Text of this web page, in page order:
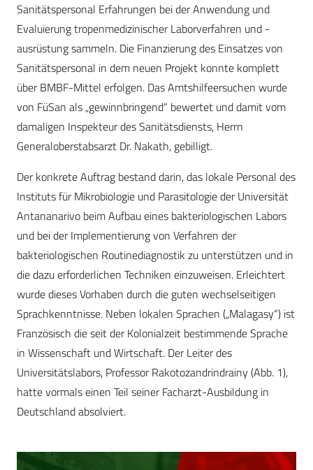
Sanitätspersonal Erfahrungen bei der Anwendung und
Evaluierung tropenmedizinischer Laborverfahren und -
ausrüstung sammeln. Die Finanzierung des Einsatzes von
Sanitätspersonal in dem neuen Projekt konnte komplett
über BMBF-Mittel erfolgen. Das Amtshilfeersuchen wurde
von FüSan als „gewinnbringend“ bewertet und damit vom
damaligen Inspekteur des Sanitätsdiensts, Herrn
Generaloberstabsarzt Dr. Nakath, gebilligt.
Der konkrete Auftrag bestand darin, das lokale Personal des
Instituts für Mikrobiologie und Parasitologie der Universität
Antananarivo beim Aufbau eines bakteriologischen Labors
und bei der Implementierung von Verfahren der
bakteriologischen Routinediagnostik zu unterstützen und in
die dazu erforderlichen Techniken einzuweisen. Erleichtert
wurde dieses Vorhaben durch die guten wechselseitigen
Sprachkenntnisse. Neben lokalen Sprachen („Malagasy“) ist
Französisch die seit der Kolonialzeit bestimmende Sprache
in Wissenschaft und Wirtschaft. Der Leiter des
Universitätslabors, Professor Rakotozandrindrainy (Abb. 1),
hatte vormals einen Teil seiner Facharzt-Ausbildung in
Deutschland absolviert.